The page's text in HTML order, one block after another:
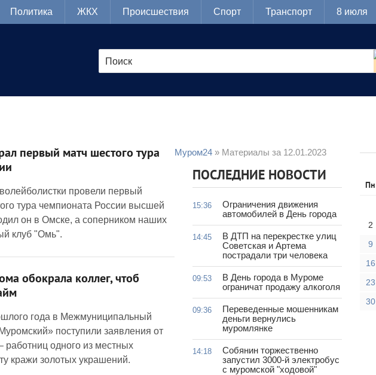
Политика ЖКХ Происшествия Спорт Транспорт 8 июля
Муром24 » Материалы за 12.01.2023
первый матч шестого тура
провели первый
тура чемпионата России высшей
он в Омске, а соперником наших
клуб "Омь".
обокрала коллег, чтоб
года в Межмуниципальный
поступили заявления от
работниц одного из местных
кражи золотых украшений.
ПОСЛЕДНИЕ НОВОСТИ
15:36
Ограничения движения
автомобилей в День города
14:45
В ДТП на перекрестке улиц
Советская и Артема
пострадали три человека
09:53
В День города в Муроме
ограничат продажу алкоголя
09:36
Переведенные мошенникам
деньги вернулись
муромлянке
14:18
Собянин торжественно
запустил 3000-й электробус
с муромской "ходовой"
Пн
2
9
16
23
30